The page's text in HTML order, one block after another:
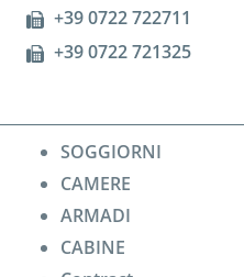
+39 0722 722711
+39 0722 721325
SOGGIORNI
CAMERE
ARMADI
CABINE